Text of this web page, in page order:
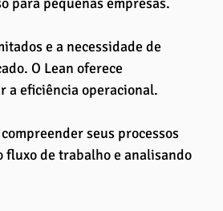
e a necessidade de
O Lean oferece
a eficiência operacional.
seus processos
fluxo de trabalho e analisando